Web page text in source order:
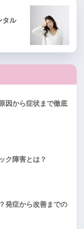
タル
因から症状まで徹底
ク障害とは？
発症から改善までの